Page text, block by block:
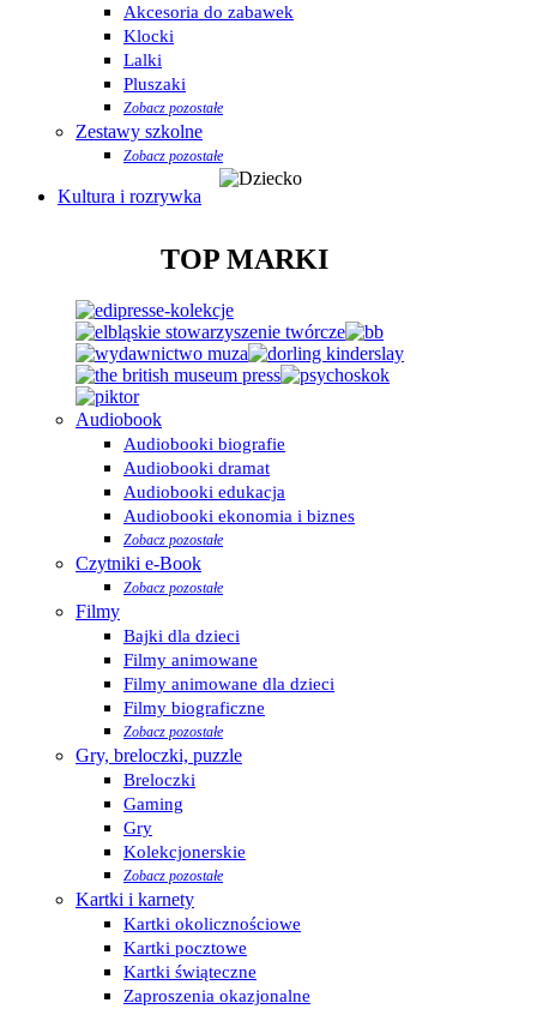
Akcesoria do zabawek
Klocki
Lalki
Pluszaki
Zobacz pozostałe
Zestawy szkolne
Zobacz pozostałe
Kultura i rozrywka
TOP MARKI
Audiobook
Audiobooki biografie
Audiobooki dramat
Audiobooki edukacja
Audiobooki ekonomia i biznes
Zobacz pozostałe
Czytniki e-Book
Zobacz pozostałe
Filmy
Bajki dla dzieci
Filmy animowane
Filmy animowane dla dzieci
Filmy biograficzne
Zobacz pozostałe
Gry, breloczki, puzzle
Breloczki
Gaming
Gry
Kolekcjonerskie
Zobacz pozostałe
Kartki i karnety
Kartki okolicznościowe
Kartki pocztowe
Kartki świąteczne
Zaproszenia okazjonalne